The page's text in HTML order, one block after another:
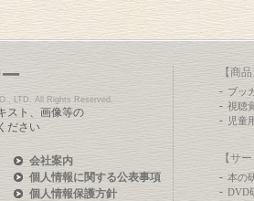
LTD. All Rights Reserved.
スト、画像等の
ださい
会社案内
個人情報に関する公表事項
個人情報保護方針
【商
ブッ
視聴
児童
【サ
本の
DVD